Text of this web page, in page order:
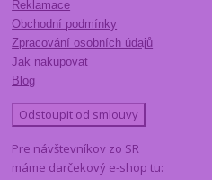
Reklamace
Obchodní podmínky
Zpracování osobních údajů
Jak nakupovat
Blog
Odstoupit od smlouvy
Pre návštevníkov zo SR
máme darčekový e-shop tu: